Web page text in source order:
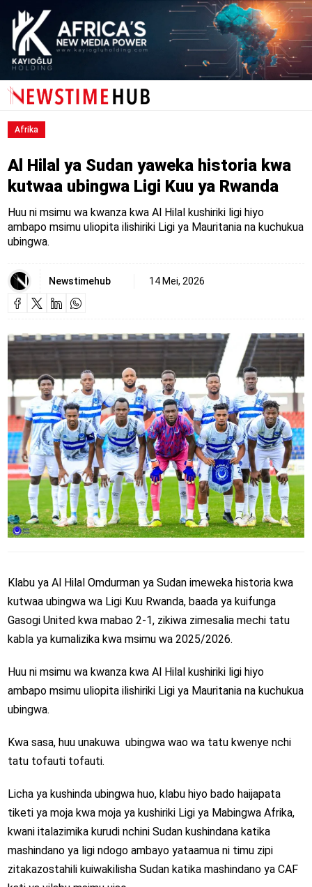
Afrika
Al Hilal ya Sudan yaweka historia kwa
kutwaa ubingwa Ligi Kuu ya Rwanda
Huu ni msimu wa kwanza kwa Al Hilal kushiriki ligi hiyo
ambapo msimu uliopita ilishiriki Ligi ya Mauritania na kuchukua
ubingwa.
Newstimehub 14 Mei, 2026
Klabu ya Al Hilal Omdurman ya Sudan imeweka historia kwa
kutwaa ubingwa wa Ligi Kuu Rwanda, baada ya kuifunga
Gasogi United kwa mabao 2-1, zikiwa zimesalia mechi tatu
kabla ya kumalizika kwa msimu wa 2025/2026.
Huu ni msimu wa kwanza kwa Al Hilal kushiriki ligi hiyo
ambapo msimu uliopita ilishiriki Ligi ya Mauritania na kuchukua
ubingwa.
Kwa sasa, huu unakuwa ubingwa wao wa tatu kwenye nchi
tatu tofauti tofauti.
Licha ya kushinda ubingwa huo, klabu hiyo bado haijapata
tiketi ya moja kwa moja ya kushiriki Ligi ya Mabingwa Afrika,
kwani italazimika kurudi nchini Sudan kushindana katika
mashindano ya ligi ndogo ambayo yataamua ni timu zipi
zitakazostahili kuiwakilisha Sudan katika mashindano ya CAF